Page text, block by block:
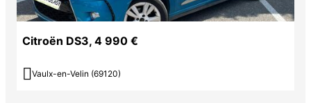
Citroën DS3, 4 990 €
 Vaulx-en-Velin (69120)